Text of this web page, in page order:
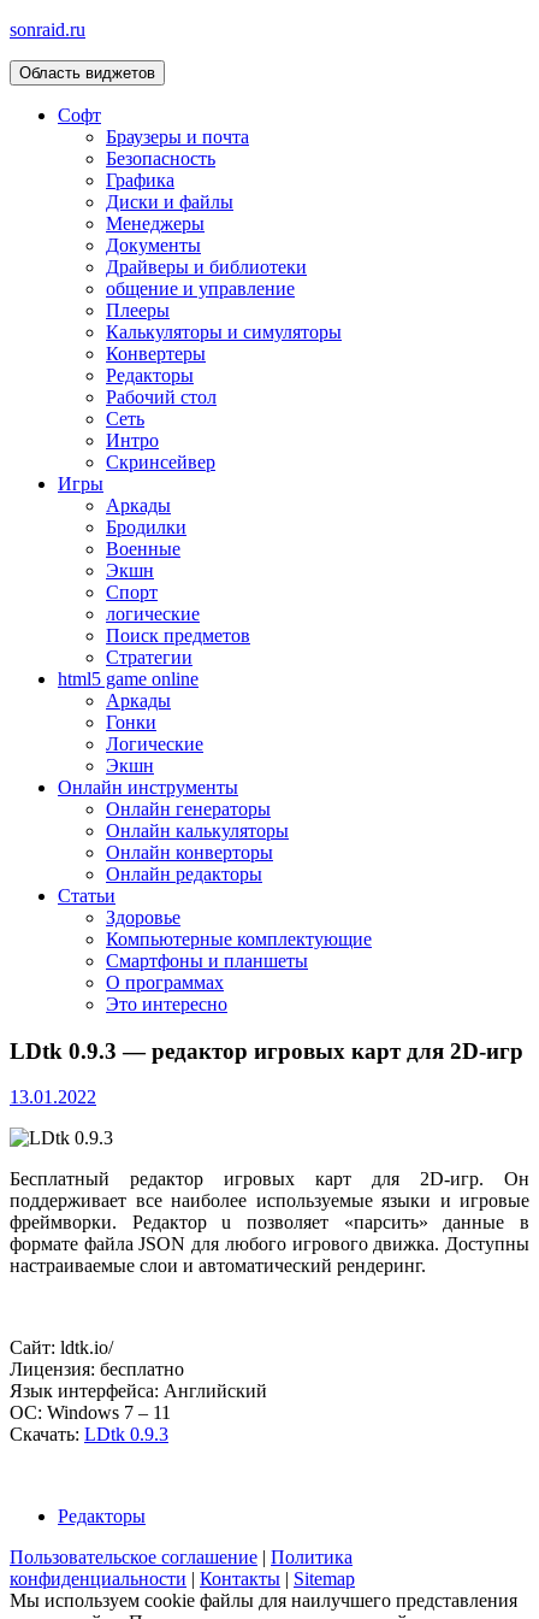
sonraid.ru
Скачивай программы, мини игры
Область виджетов
Софт
Браузеры и почта
Безопасность
Графика
Диски и файлы
Менеджеры
Документы
Драйверы и библиотеки
общение и управление
Плееры
Калькуляторы и симуляторы
Конвертеры
Редакторы
Рабочий стол
Сеть
Интро
Скринсейвер
Игры
Аркады
Бродилки
Военные
Экшн
Спорт
логические
Поиск предметов
Стратегии
html5 game online
Аркады
Гонки
Логические
Экшн
Онлайн инструменты
Онлайн генераторы
Онлайн калькуляторы
Онлайн конверторы
Онлайн редакторы
Статьи
Здоровье
Компьютерные комплектующие
Смартфоны и планшеты
О программах
Это интересно
LDtk 0.9.3 — редактор игровых карт для 2D-игр
13.01.2022
Бесплатный редактор игровых карт для 2D-игр. Он
поддерживает все наиболее используемые языки и игровые
фреймворки. Редактор u позволяет «парсить» данные в
формате файла JSON для любого игрового движка. Доступны
настраиваемые слои и автоматический рендеринг.
Сайт: ldtk.io/
Лицензия: бесплатно
Язык интерфейса: Английский
ОС: Windows 7 – 11
Скачать: LDtk 0.9.3
Редакторы
Пользовательское соглашение | Политика
конфиденциальности | Контакты | Sitemap
Мы используем cookie файлы для наилучшего представления